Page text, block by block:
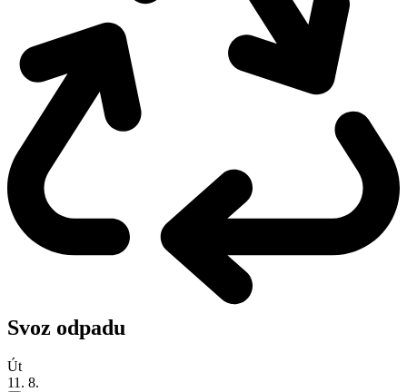
Svoz odpadu
Út
11. 8.